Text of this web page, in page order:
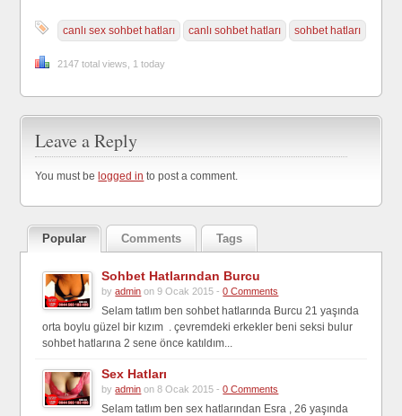
canlı sex sohbet hatları canlı sohbet hatları sohbet hatları
2147 total views, 1 today
Leave a Reply
You must be logged in to post a comment.
Popular Comments Tags
Sohbet Hatlarından Burcu
byadmin on 9 Ocak 2015 -0 Comments
Selam tatlım ben sohbet hatlarında Burcu 21 yaşında
orta boylu güzel bir kızım . çevremdeki erkekler beni seksi bulur
sohbet hatlarına 2 sene önce katıldım...
Sex Hatları
byadmin on 8 Ocak 2015 -0 Comments
Selam tatlım ben sex hatlarından Esra , 26 yaşında